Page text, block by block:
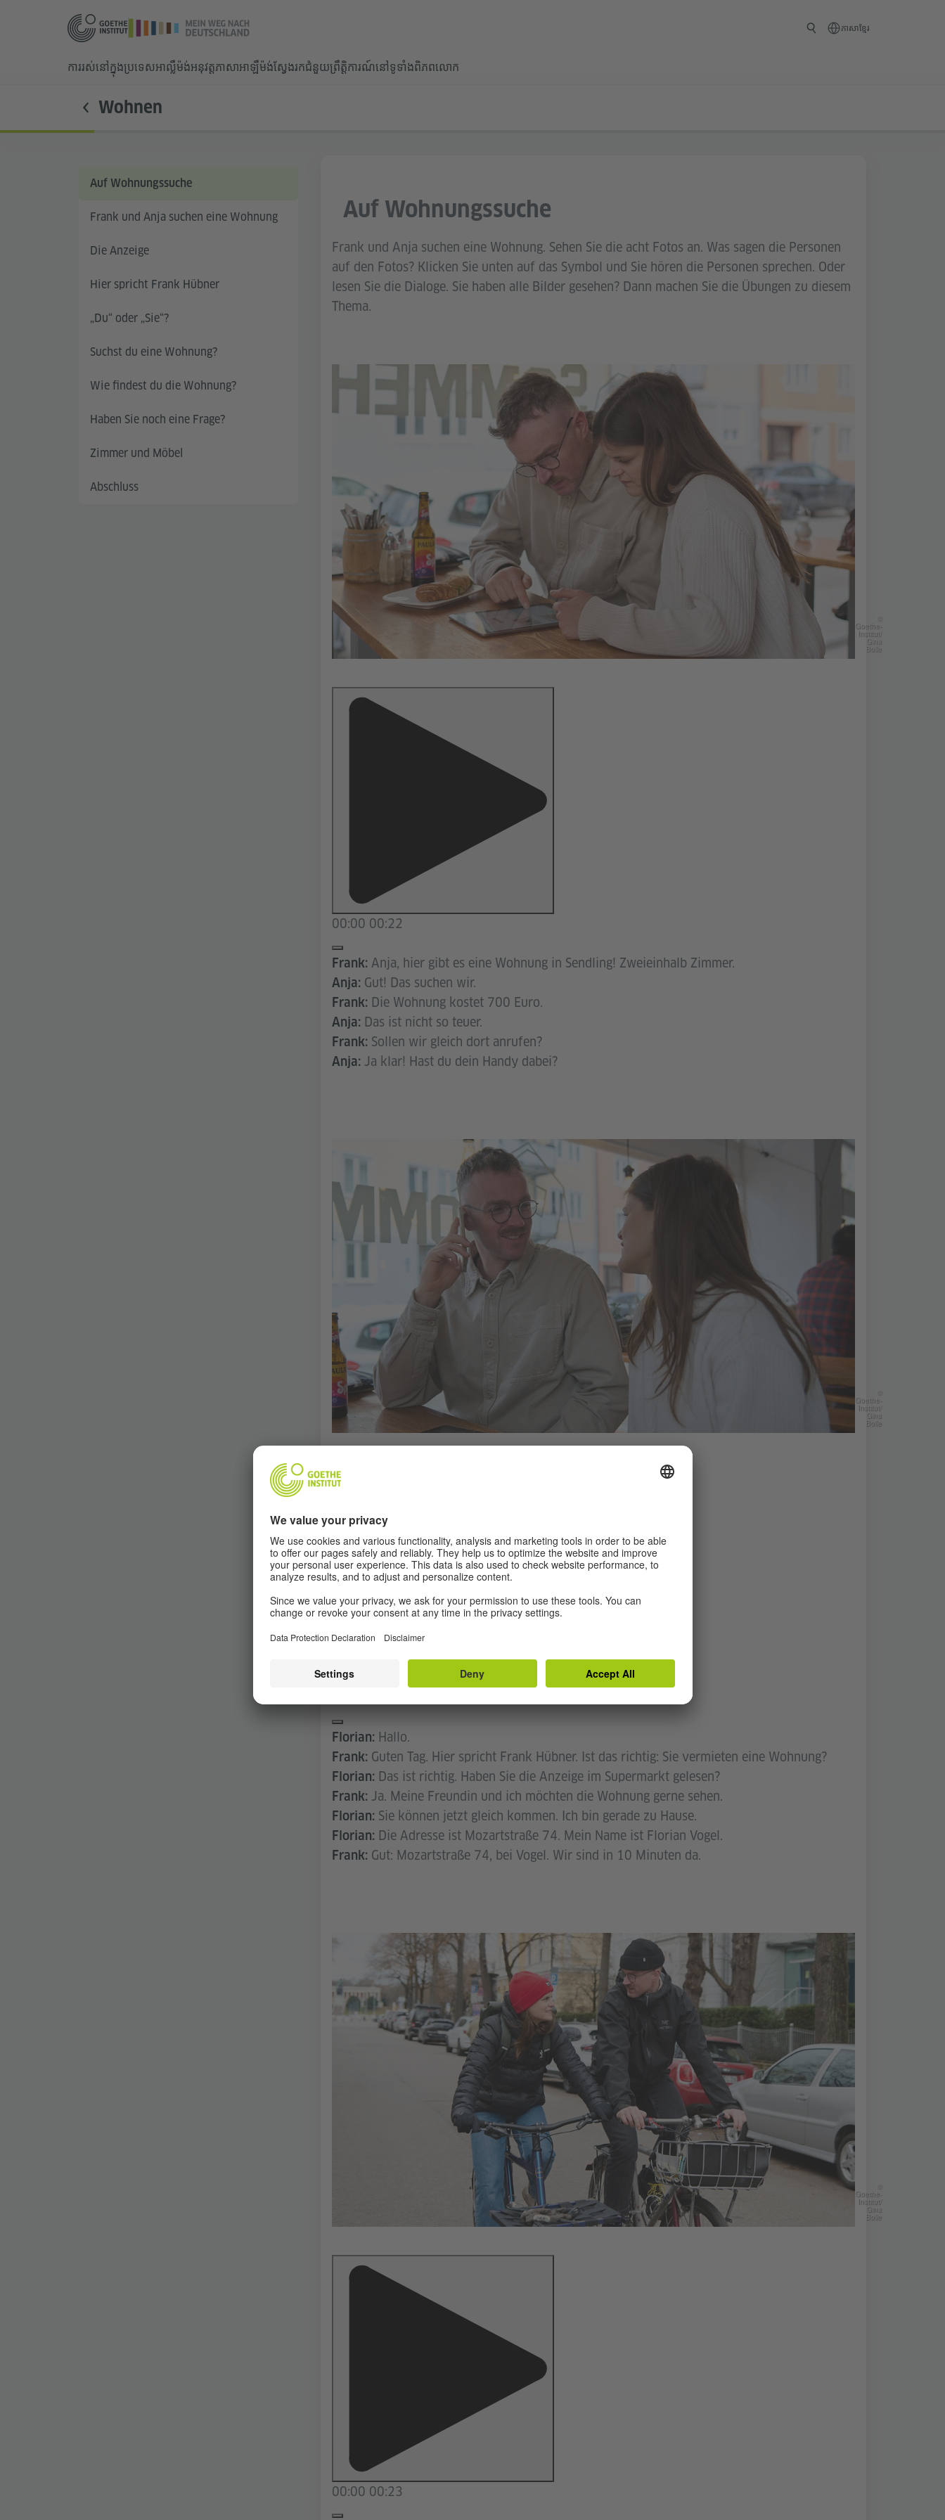
ភាសាខ្មែរ
ការរស់នៅក្នុងប្រទេសអាល្លឺម៉ង់អនុវត្តភាសាអាឡឺម៉ង់ស្វែងរកជំនួយព្រឹត្តិការណ៍នៅទូទាំងពិភពលោក
Wohnen
Auf Wohnungssuche
Frank und Anja suchen eine Wohnung
Die Anzeige
Hier spricht Frank Hübner
„Du“ oder „Sie“?
Suchst du eine Wohnung?
Wie findest du die Wohnung?
Haben Sie noch eine Frage?
Zimmer und Möbel
Abschluss
Auf Wohnungssuche
Frank und Anja suchen eine Wohnung. Sehen Sie die acht Fotos an. Was sagen die Personen
auf den Fotos? Klicken Sie unten auf das Symbol und Sie hören die Personen sprechen. Oder
lesen Sie die Dialoge. Sie haben alle Bilder gesehen? Dann machen Sie die Übungen zu diesem
Thema.
Goethe-
Institut/
Gina
Bolle
00:00 00:22
Frank: Anja, hier gibt es eine Wohnung in Sendling! Zweieinhalb Zimmer.
Anja: Gut! Das suchen wir.
Frank: Die Wohnung kostet 700 Euro.
Anja: Das ist nicht so teuer.
Frank: Sollen wir gleich dort anrufen?
Anja: Ja klar! Hast du dein Handy dabei?
Goethe-
Institut/
Gina
Bolle
Florian: Hallo.
Frank: Guten Tag. Hier spricht Frank Hübner. Ist das richtig: Sie vermieten eine Wohnung?
Florian: Das ist richtig. Haben Sie die Anzeige im Supermarkt gelesen?
Frank: Ja. Meine Freundin und ich möchten die Wohnung gerne sehen.
Florian: Sie können jetzt gleich kommen. Ich bin gerade zu Hause.
Florian: Die Adresse ist Mozartstraße 74. Mein Name ist Florian Vogel.
Frank: Gut: Mozartstraße 74, bei Vogel. Wir sind in 10 Minuten da.
Goethe-
Institut/
Gina
Bolle
00:00 00:23